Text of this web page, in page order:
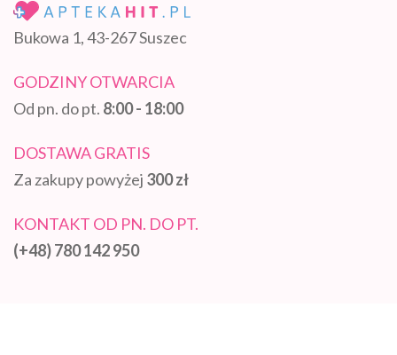
Bukowa 1, 43-267 Suszec
GODZINY OTWARCIA
Od pn. do pt. 8:00 - 18:00
DOSTAWA GRATIS
Za zakupy powyżej 300 zł
KONTAKT OD PN. DO PT.
(+48) 780 142 950